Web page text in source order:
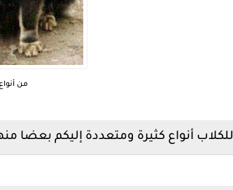
من
"للكلاب أنواع كثيرة ومتعددة إليكم بعضا